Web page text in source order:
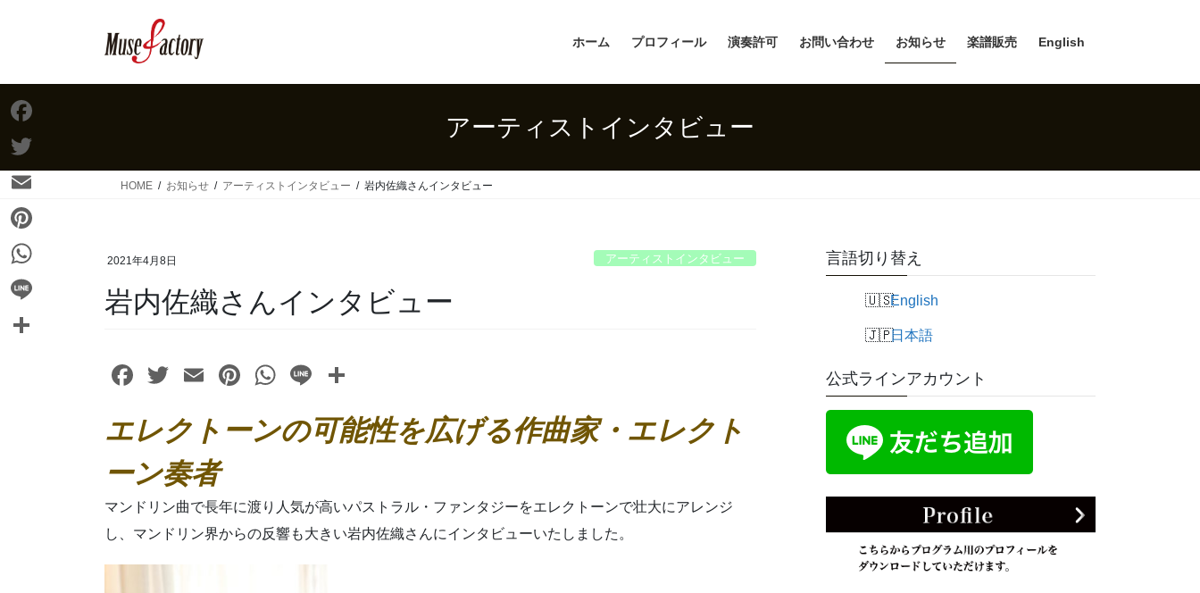
へ
ス
キ
ッ
ョ
ン
に
移
ホーム プロフィール 演奏許可 お問い合わせ お知らせ 楽譜販売 English
アーティストインタビュー
HOME お知らせ アーティストインタビュー 岩内佐織さんインタビュー
2021年4月8日 アーティストインタビュー
岩内佐織さんインタビュー
F
c
e
b
o
o
k
T
tt
er
E
ail
Pi
er
W
at
p
p
Li
e
エレクトーンの可能性を広げる作曲家・エレクト
ーン奏者
マンドリン曲で長年に渡り人気が高いパストラル・ファンタジーをエレクトーンで壮大にアレンジ
し、マンドリン界からの反響も大きい岩内佐織さんにインタビューいたしました。
言語切り替え
English
日本語
公式ラインアカウント
F
a
e
b
o
T
E
a
P
W